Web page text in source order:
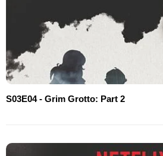
S03E04 - Grim Grotto: Part 2